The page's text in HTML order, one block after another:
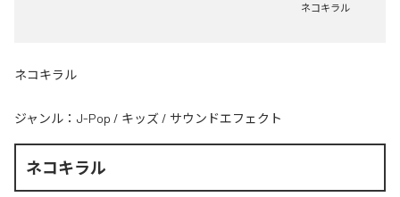
ネコキラル
ネコキラル
ジャンル： J-Pop / キッズ / サウンドエフェクト
ネコキラル